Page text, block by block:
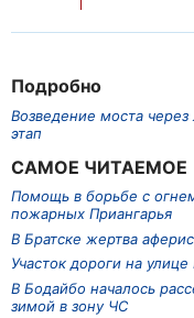
Подробно
Возведение моста
этап
САМОЕ ЧИТАЕМОЕ
Помощь в борьбе с
пожарных Приангарья
В Братске жертва
Участок дороги на
В Бодайбо началось
зимой в зону ЧС